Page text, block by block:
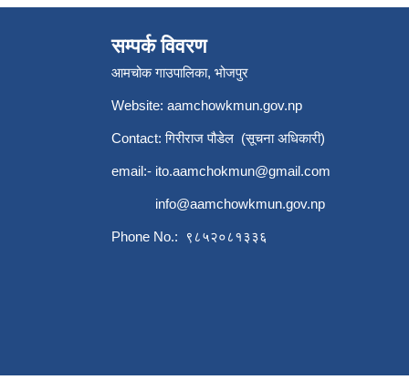
सम्पर्क विवरण
आमचोक गाउपालिका, भोजपुर
Website: aamchowkmun.gov.np
Contact: गिरीराज पौडेल (सूचना अधिकारी)
email:- ito.aamchokmun@gmail.com
info@aamchowkmun.gov.np
Phone No.: ९८५२०८१३३६